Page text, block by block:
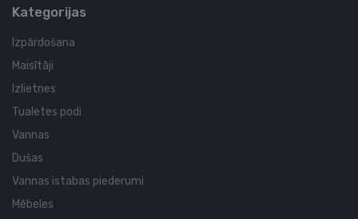
Kategorijas
Izpārdošana
Maisītāji
Izlietnes
Tualetes podi
Vannas
Dušas
Vannas istabas piederumi
Mēbeles